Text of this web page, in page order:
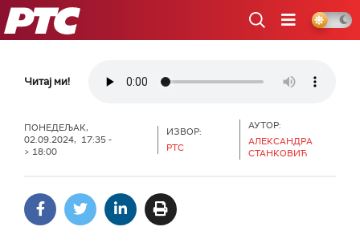
РТС
Читај ми!
ПОНЕДЕЉАК,
02.09.2024, 17:35 -
> 18:00
ИЗВОР:
РТС
АУТОР:
АЛЕКСАНДРА
СТАНКОВИЋ